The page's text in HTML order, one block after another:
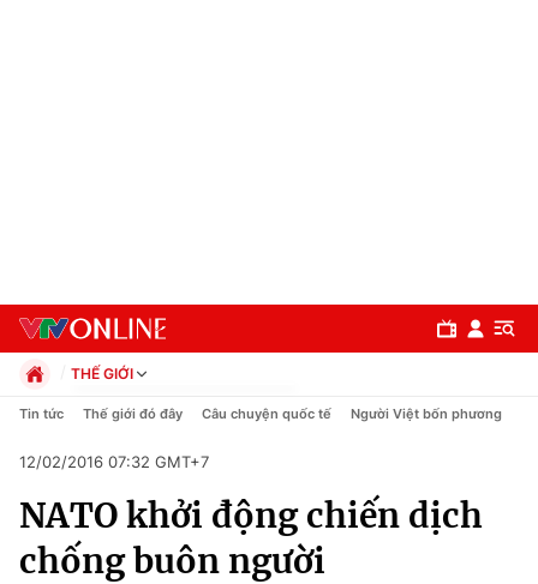
Chuyên mục
Chính trị
THẾ GIỚI
Chính trị
Pháp luật
Kinh tế
Thể thao
Truyền hình
Tin tức Thế giới đó đây Câu chuyện quốc tế Người Việt bốn phương
12/02/2016 07:32 GMT+7
NATO khởi động chiến dịch
chống buôn người